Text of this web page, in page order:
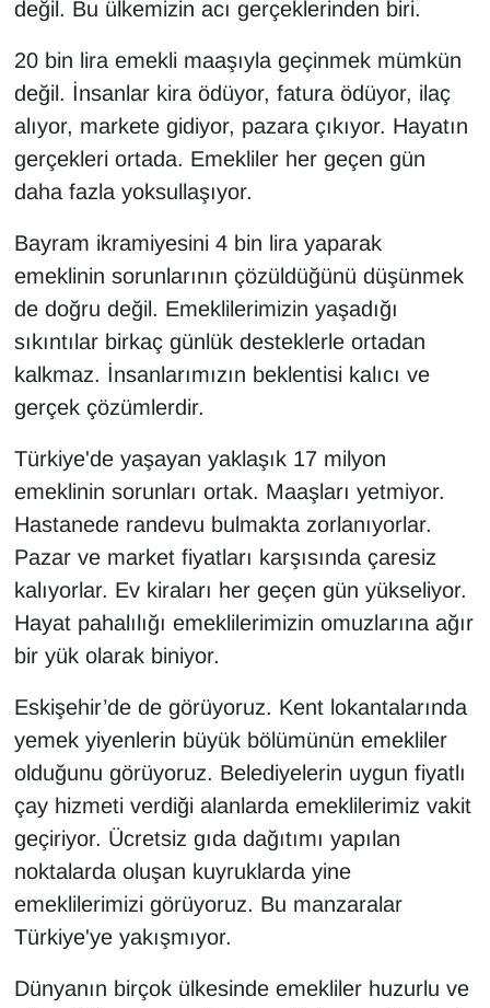
değil. Bu ülkemizin acı gerçeklerinden biri.
20 bin lira emekli maaşıyla geçinmek mümkün
değil. İnsanlar kira ödüyor, fatura ödüyor, ilaç
alıyor, markete gidiyor, pazara çıkıyor. Hayatın
gerçekleri ortada. Emekliler her geçen gün
daha fazla yoksullaşıyor.
Bayram ikramiyesini 4 bin lira yaparak
emeklinin sorunlarının çözüldüğünü düşünmek
de doğru değil. Emeklilerimizin yaşadığı
sıkıntılar birkaç günlük desteklerle ortadan
kalkmaz. İnsanlarımızın beklentisi kalıcı ve
gerçek çözümlerdir.
Türkiye'de yaşayan yaklaşık 17 milyon
emeklinin sorunları ortak. Maaşları yetmiyor.
Hastanede randevu bulmakta zorlanıyorlar.
Pazar ve market fiyatları karşısında çaresiz
kalıyorlar. Ev kiraları her geçen gün yükseliyor.
Hayat pahalılığı emeklilerimizin omuzlarına ağır
bir yük olarak biniyor.
Eskişehir’de de görüyoruz. Kent lokantalarında
yemek yiyenlerin büyük bölümünün emekliler
olduğunu görüyoruz. Belediyelerin uygun fiyatlı
çay hizmeti verdiği alanlarda emeklilerimiz vakit
geçiriyor. Ücretsiz gıda dağıtımı yapılan
noktalarda oluşan kuyruklarda yine
emeklilerimizi görüyoruz. Bu manzaralar
Türkiye'ye yakışmıyor.
Dünyanın birçok ülkesinde emekliler huzurlu ve